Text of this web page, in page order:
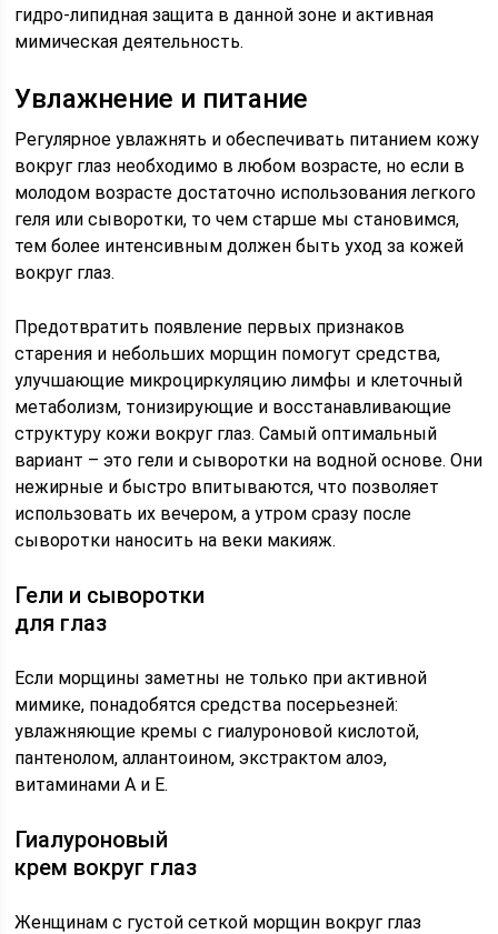
гидро-липидная защита в данной зоне и активная
мимическая деятельность.
Увлажнение и питание
Регулярное увлажнять и обеспечивать питанием кожу
вокруг глаз необходимо в любом возрасте, но если в
молодом возрасте достаточно использования легкого
геля или сыворотки, то чем старше мы становимся,
тем более интенсивным должен быть уход за кожей
вокруг глаз.
Предотвратить появление первых признаков
старения и небольших морщин помогут средства,
улучшающие микроциркуляцию лимфы и клеточный
метаболизм, тонизирующие и восстанавливающие
структуру кожи вокруг глаз. Самый оптимальный
вариант – это гели и сыворотки на водной основе. Они
нежирные и быстро впитываются, что позволяет
использовать их вечером, а утром сразу после
сыворотки наносить на веки макияж.
Гели и сыворотки
для глаз
Если морщины заметны не только при активной
мимике, понадобятся средства посерьезней:
увлажняющие кремы с гиалуроновой кислотой,
пантенолом, аллантоином, экстрактом алоэ,
витаминами А и Е.
Гиалуроновый
крем вокруг глаз
Женщинам с густой сеткой морщин вокруг глаз